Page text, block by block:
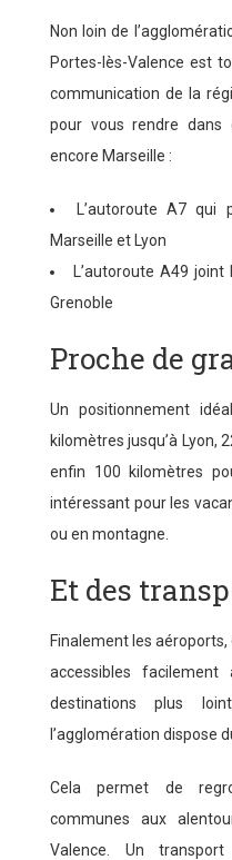
Non loin de
Portes-lès-Valence est
communication de la
pour vous rendre dans
encore Marseille :
L’autoroute A7 qui
Marseille et Lyon
L’autoroute A49
Grenoble
Proche de
Un positionnement
kilomètres jusqu’à Lyon,
enfin 100 kilomètres
intéressant pour les
ou en montagne.
Et des
Finalement les
accessibles
destinations plus
l’agglomération dispose
Cela permet de
communes aux
Valence. Un